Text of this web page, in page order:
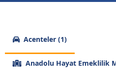
Acenteler (1)
Anadolu Hayat Emeklilik